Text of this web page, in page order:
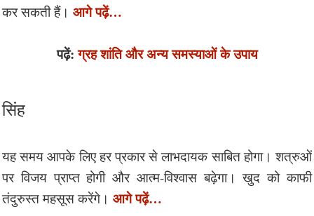
कर सकती हैं। आगे पढ़ें…
पढ़ें:ग्रह शांति और अन्य समस्याओं के उपाय
सिंह
यह समय आपके लिए हर प्रकार से लाभदायक साबित होगा। शत्रुओं
पर विजय प्राप्त होगी और आत्म-विश्वास बढ़ेगा। खुद को काफी
तंदुरुस्त महसूस करेंगे। आगे पढ़ें…